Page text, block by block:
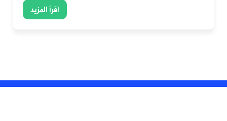
اقرأ المزيد